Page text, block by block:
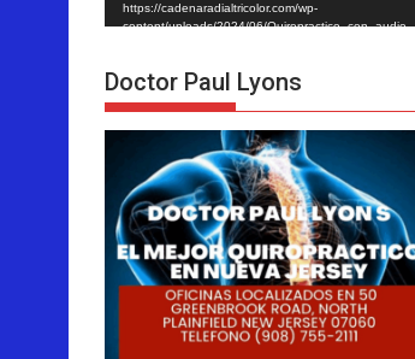
https://cadenaradialtricolor.com/wp-
content/uploads/2024/06/Quiropractico_con_audio_
Doctor Paul Lyons